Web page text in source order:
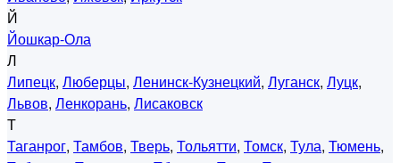
Й
Йошкар-Ола
Л
Липецк, Люберцы, Ленинск-Кузнецкий, Луганск, Луцк,
Львов, Ленкорань, Лисаковск
Т
Таганрог, Тамбов, Тверь, Тольятти, Томск, Тула, Тюмень,